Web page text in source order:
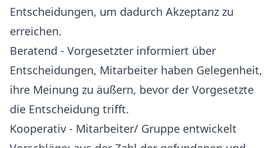
Entscheidungen, um dadurch Akzeptanz zu
erreichen.
Beratend - Vorgesetzter informiert über
Entscheidungen, Mitarbeiter haben Gelegenheit,
ihre Meinung zu äußern, bevor der Vorgesetzte
die Entscheidung trifft.
Kooperativ - Mitarbeiter/ Gruppe entwickelt